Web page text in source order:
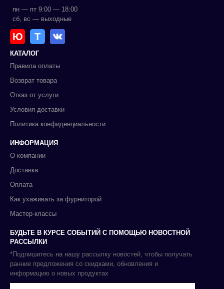
пн — пт 9:00 — 18:00
сб, вс — выходные
Ю Т
КАТАЛОГ
Правила оплаты
Возврат товара
Отказ от услуги
Условия доставки
Политика конфиденциальности
ИНФОРМАЦИЯ
О компании
Доставка
Оплата
Как ухаживать за фурниторой
Мастер-классы
БУДЬТЕ В КУРСЕ СОБЫТИЙ С ПОМОЩЬЮ НОВОСТНОЙ
РАССЫЛКИ
*Подпишитесь на нашу рассылку новостей, чтобы получать
ранние предложения со скидками, обновления и
информацию о новых продуктах